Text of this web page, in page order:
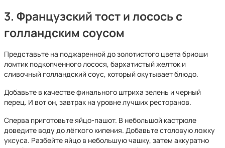
3. Французский тост и лосось с
голландским соусом
Представьте на поджаренной до золотистого цвета бриоши
ломтик подкопченного лосося, бархатистый желток и
сливочный голландский соус, который окутывает блюдо.
Добавьте в качестве финального штриха зелень и черный
перец. И вот он, завтрак на уровне лучших ресторанов.
Сперва приготовьте яйцо-пашот. В небольшой кастрюле
доведите воду до лёгкого кипения. Добавьте столовую ложку
уксуса. Разбейте яйцо в небольшую чашку, затем аккуратно